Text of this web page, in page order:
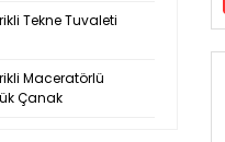
Tekne Tuvaleti
Maceratörlü
Çanak